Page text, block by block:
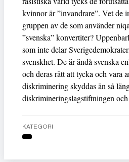
kvinnor är ”invandrare”. Vet de
gruppen av de som använder
”svenska” konvertiter?
som inte delar
svenskhet. De är ändå svenska
och deras rätt att tycka och vara
diskriminering skyddas än så
diskrimineringslagstiftningen
KATEGORI